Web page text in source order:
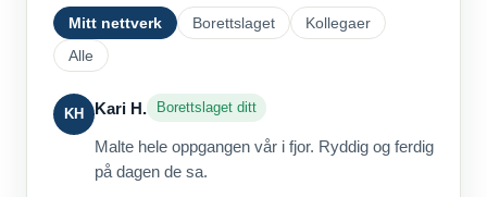
Mitt nettverk Borettslaget
Kollegaer
Alle
KH Kari H. Borettslaget ditt
Malte hele oppgangen vår i fjor. Ryddig og ferdig
på dagen de sa.